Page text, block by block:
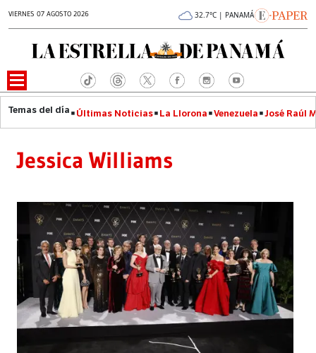
VIERNES 07 AGOSTO 2026 32.7°C | PANAMÁ
Últimas Noticias La Llorona Venezuela José Raúl
Jessica Williams